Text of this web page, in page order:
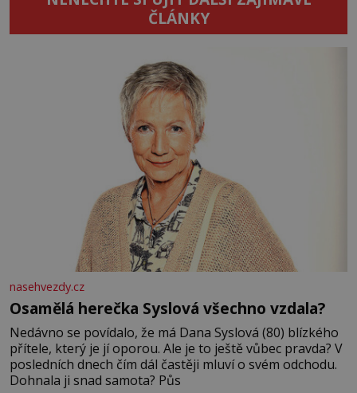
ČLÁNKY
nasehvezdy.cz
Osamělá herečka Syslová všechno vzdala?
Nedávno se povídalo, že má Dana Syslová (80) blízkého
přítele, který je jí oporou. Ale je to ještě vůbec pravda? V
posledních dnech čím dál častěji mluví o svém odchodu.
Dohnala ji snad samota? Půs